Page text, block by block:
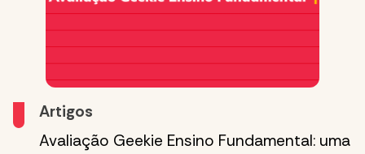
Artigos
Avaliação Geekie Ensino Fundamental: uma